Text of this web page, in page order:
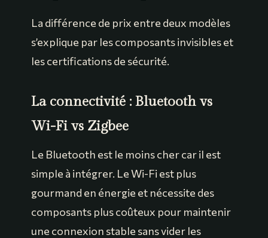
La différence de prix entre deux modèles
s’explique par les composants invisibles et
les certifications de sécurité.
La connectivité : Bluetooth vs
Wi-Fi vs Zigbee
Le Bluetooth est le moins cher car il est
simple à intégrer. Le Wi-Fi est plus
gourmand en énergie et nécessite des
composants plus coûteux pour maintenir
une connexion stable sans vider les